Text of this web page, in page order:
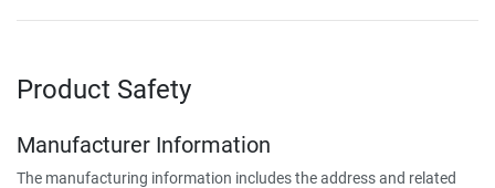
Product Safety
Manufacturer Information
The manufacturing information includes the address and related